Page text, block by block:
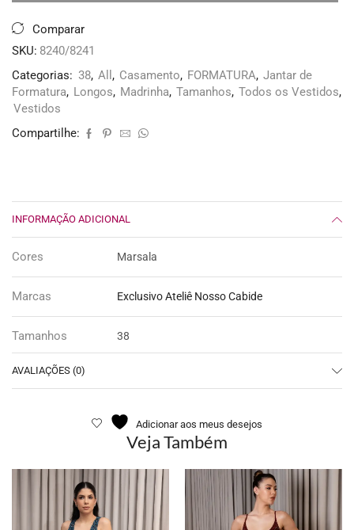
Comparar
SKU: 8240/8241
Categorias: 38, All , Casamento, FORMATURA, Jantar de
Formatura, Longos, Madrinha, Tamanhos, Todos os Vestidos,
Vestidos
Compartilhe:
INFORMAÇÃO ADICIONAL
Cores Marsala
Marcas Exclusivo Ateliê Nosso Cabide
Tamanhos 38
AVALIAÇÕES (0)
Adicionar aos meus desejos
Veja Também